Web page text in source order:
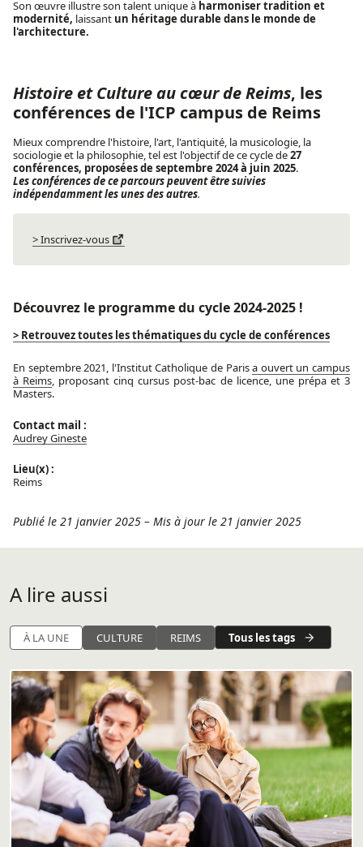
Son œuvre illustre son talent unique à harmoniser tradition et
modernité, laissant un héritage durable dans le monde de
l'architecture.
Histoire et Culture au cœur de Reims, les
conférences de l'ICP campus de Reims
Mieux comprendre l'histoire, l'art, l'antiquité, la musicologie, la
sociologie et la philosophie, tel est l'objectif de ce cycle de27
conférences, proposées de septembre 2024 à juin 2025.
Les conférences de ce parcours peuvent être suivies
indépendamment les unes des autres.
> Inscrivez-vous
Découvrez le programme du cycle 2024-2025 !
> Retrouvez toutes les thématiques du cycle de conférences
En septembre 2021, l'Institut Catholique de Parisa ouvert un campus
à Reims, proposant cinq cursus post-bac de licence, une prépa et 3
Masters.
Contact mail :
Audrey Gineste
Lieu(x) :
Reims
Publié le 21 janvier 2025 – Mis à jour le 21 janvier 2025
A lire aussi
À LA UNE CULTURE REIMS Tous les tags